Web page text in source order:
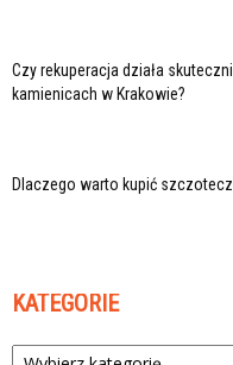
Czy rekuperacja działa
kamienicach w Krakowie?
Dlaczego warto kupić
KATEGORIE
Kategorie